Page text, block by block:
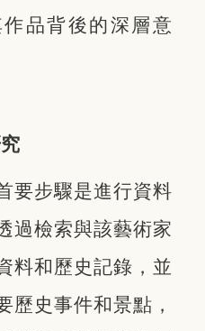
品背後的深層意
要步驟是進行資料
過檢索與該藝術家
料和歷史記錄，並
歷史事件和景點，